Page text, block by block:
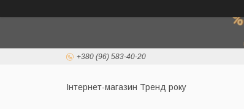
+380 (96) 583-40-20
Інтернет-магазин Тренд року